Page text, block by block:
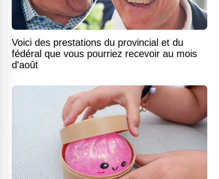
Voici des prestations du provincial et du
fédéral que vous pourriez recevoir au mois
d'août